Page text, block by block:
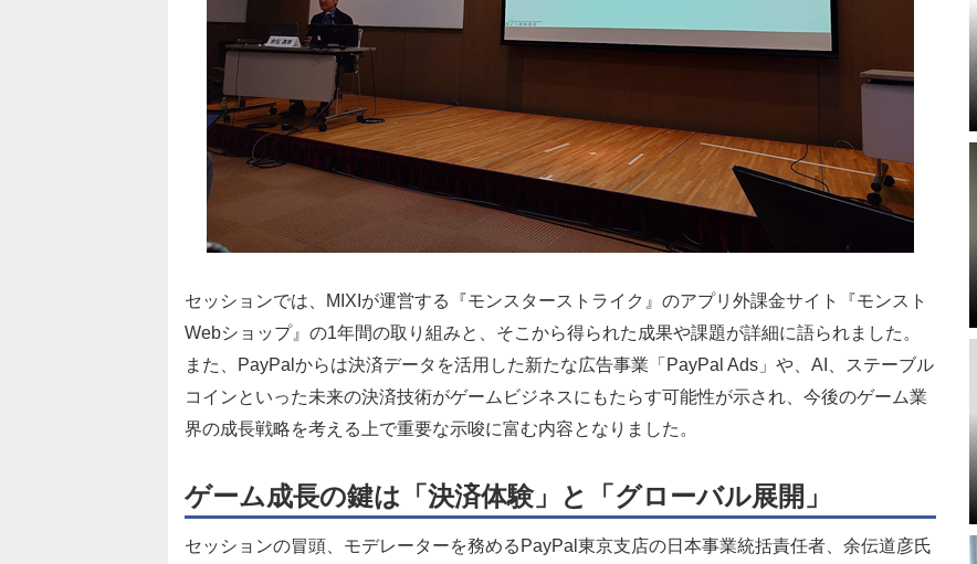
セッションでは、MIXIが運営する『モンスターストライク』のアプリ外課金サイト『モンスト
Webショップ』の1年間の取り組みと、そこから得られた成果や課題が詳細に語られました。
また、PayPalからは決済データを活用した新たな広告事業「PayPal Ads」や、AI、ステーブル
コインといった未来の決済技術がゲームビジネスにもたらす可能性が示され、今後のゲーム業
界の成長戦略を考える上で重要な示唆に富む内容となりました。
ゲーム成長の鍵は「決済体験」と「グローバル展開」
セッションの冒頭、モデレーターを務めるPayPal東京支店の日本事業統括責任者、余伝道彦氏